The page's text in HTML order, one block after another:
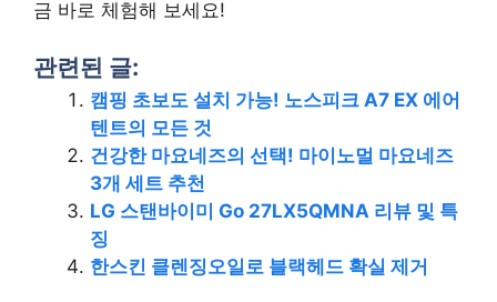
금 바로 체험해 보세요!
관련된 글:
캠핑 초보도 설치 가능! 노스피크 A7 EX 에어
텐트의 모든 것
건강한 마요네즈의 선택! 마이노멀 마요네즈
3개 세트 추천
LG 스탠바이미 Go 27LX5QMNA 리뷰 및 특
징
한스킨 클렌징오일로 블랙헤드 확실 제거